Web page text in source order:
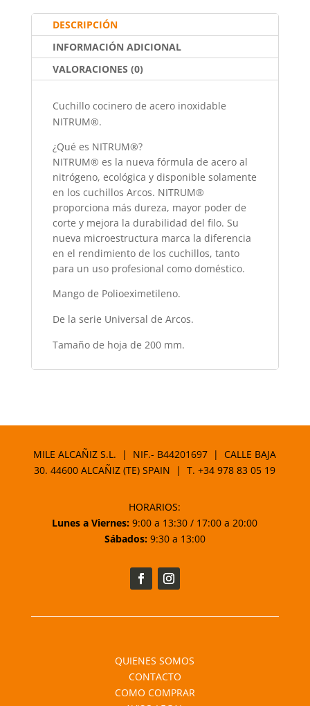
k
DESCRIPCIÓN
INFORMACIÓN ADICIONAL
VALORACIONES (0)
Cuchillo cocinero de acero inoxidable
NITRUM®.
¿Qué es NITRUM®?
NITRUM® es la nueva fórmula de acero al
nitrógeno, ecológica y disponible solamente
en los cuchillos Arcos. NITRUM®
proporciona más dureza, mayor poder de
corte y mejora la durabilidad del filo. Su
nueva microestructura marca la diferencia
en el rendimiento de los cuchillos, tanto
para un uso profesional como doméstico.
Mango de Polioeximetileno.
De la serie Universal de Arcos.
Tamaño de hoja de 200 mm.
MILE ALCAÑIZ S.L. | NIF.- B44201697 | CALLE BAJA
30. 44600 ALCAÑIZ (TE) SPAIN | T.+34 978 83 05 19
HORARIOS:
Lunes a Viernes: 9:00 a 13:30 / 17:00 a 20:00
Sábados:9:30 a 13:00
QUIENES SOMOS
CONTACTO
COMO COMPRAR